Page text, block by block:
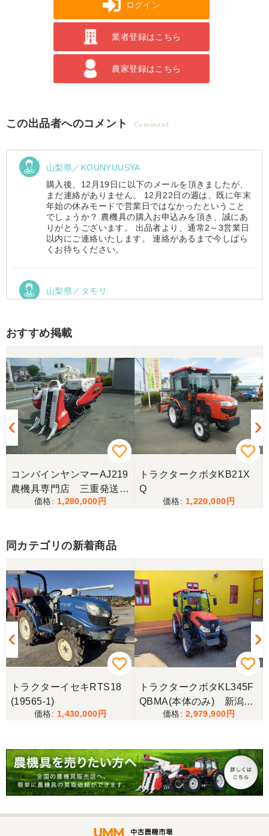
ログイン
業者登録はこちら
農家登録はこちら
この出品者へのコメント Comment
山梨県／KOUNYUUSYA
購入後、12月19日に以下のメールを頂きましたが、
まだ連絡がありません。 12月22日の週は、既に年末
年始の休みモードで営業日ではなかったということ
でしょうか？ 農機具の購入お申込みを頂き、誠にあ
りがとうございます。 出品者より、通常2～3営業日
以内にご連絡いたします。 連絡があるまで今しばら
くお待ちください。
山梨県／タモリ
だきます。ありがとうございました。
山梨県／伊藤明久
引き取りに行くまでに 時間が掛かってしまって
待っていて頂き有り難うございました。
山梨県／樋野進悦
メールの返信がなかったので、残念ですが、こちら
うございました。
山梨県／じん
整備された中古のバインダーを探していて、金額も
だいたい予算内だったのですぐに決めました！ それ
から陸送が可能という所も大きな決め手で、良い買
い物が出来たと非常に満足しております。
この度は、迅速な対応ありがとうございました。た
だ、メールに記載の配達の受け取りについてタイム
ラグがあり少しとまどいましたので、星をひとつの
山梨県／
迅速丁寧にご対応くださいました。この度はありが
おすすめ掲載
コンバインヤンマーAJ219
農機具専門店 三重発送整
備済み
1,280,000
トラクタークボタKB21X
Q
1,220,000
同カテゴリの新着商品
トラクターイセキRTS18
(19565-1)
1,430,000
トラクタークボタKL345F
QBMA(本体のみ) 新潟●
2,979,900